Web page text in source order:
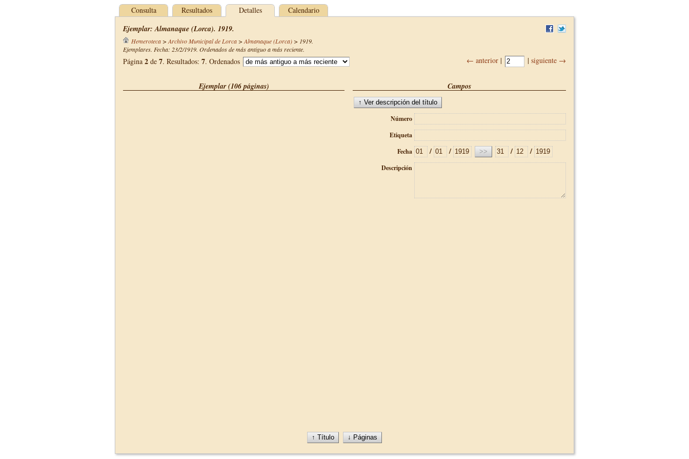
Consulta Resultados Detalles Calendario
Ejemplar: Almanaque (Lorca). 1919.
Hemeroteca> Archivo Municipal de Lorca> Almanaque (Lorca)> 1919.
Ejemplares. Fecha: 23/2/1919. Ordenados de más antiguo a más reciente.
← anterior | | siguiente →
Página 2 de 7. Resultados: 7. Ordenados
Ejemplar (106 páginas) Campos
Número
Etiqueta
Fecha
/ / / /
Descripción